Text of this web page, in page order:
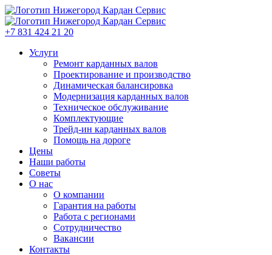
+7 831 424 21 20
Услуги
Ремонт карданных валов
Проектирование и производство
Динамическая балансировка
Модернизация карданных валов
Техническое обслуживание
Комплектующие
Трейд-ин карданных валов
Помощь на дороге
Цены
Наши работы
Советы
О нас
О компании
Гарантия на работы
Работа с регионами
Сотрудничество
Вакансии
Контакты